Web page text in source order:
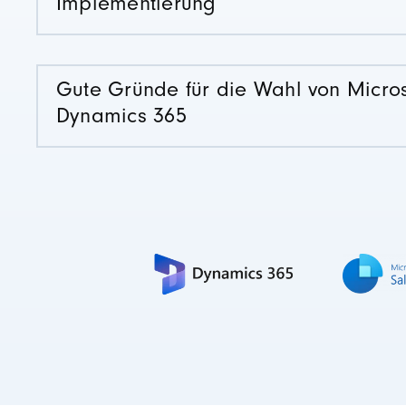
Implementierung
Gute Gründe für die Wahl von
Dynamics 365